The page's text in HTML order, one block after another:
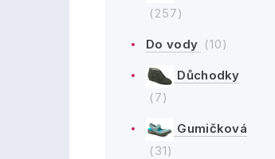
(257)
Do vody (10)
Důchodky
(7)
Gumičková
(31)